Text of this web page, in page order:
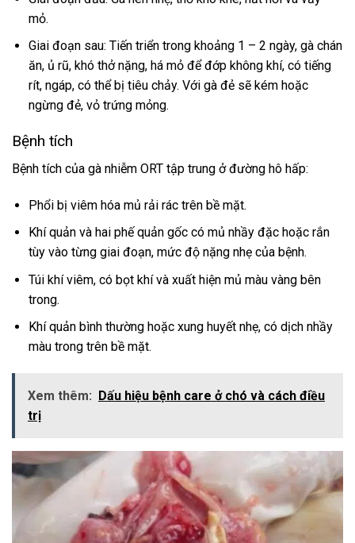
mỏ.
Giai đoạn sau: Tiến triển trong khoảng 1 – 2 ngày, gà chán
ăn, ủ rũ, khó thở nặng, há mỏ để đớp không khí, có tiếng
rít, ngáp, có thể bị tiêu chảy. Với gà đẻ sẽ kém hoặc
ngừng đẻ, vỏ trứng mỏng.
Bệnh tích
Bệnh tích của gà nhiễm ORT tập trung ở đường hô hấp:
Phổi bị viêm hóa mủ rải rác trên bề mặt.
Khí quản và hai phế quản gốc có mủ nhầy đặc hoặc rắn
tùy vào từng giai đoạn, mức độ nặng nhẹ của bệnh.
Túi khí viêm, có bọt khí và xuất hiện mủ màu vàng bên
trong.
Khí quản bình thường hoặc xung huyết nhẹ, có dịch nhầy
màu trong trên bề mặt.
Xem thêm:
Dấu hiệu bệnh care ở chó và cách điều
trị